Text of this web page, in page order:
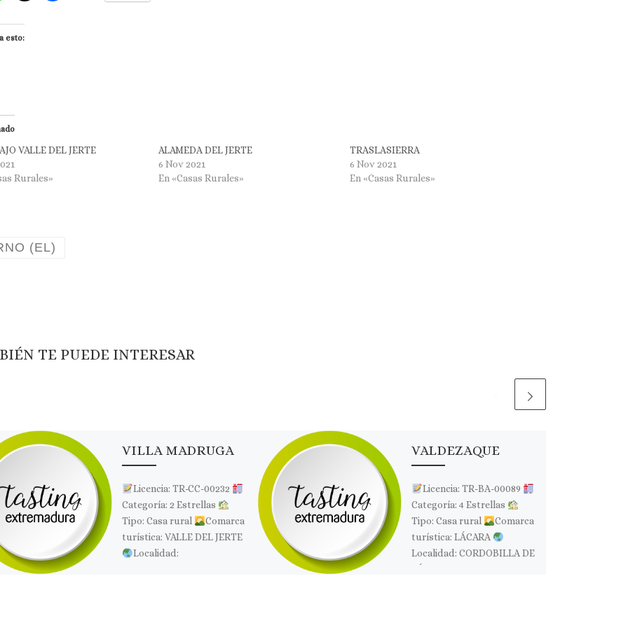
esto:
VALLE DEL JERTE
Rurales»
ALAMEDA DEL JERTE
6 Nov 2021
En «Casas Rurales»
TRASLASIERRA
6 Nov 2021
En «Casas Rurales»
(EL)
TE PUEDE INTERESAR
VILLA MADRUGA
Licencia: TR-CC-00232
Categoría: 2 Estrellas
Tipo: Casa rural
Comarca
turística: VALLE DEL JERTE
Localidad:
VALDEZAQUE
Licencia: TR-BA-00089
Categoría: 4 Estrellas
Tipo: Casa rural
Comarca
turística: LÁCARA
Localidad: CORDOBILLA DE